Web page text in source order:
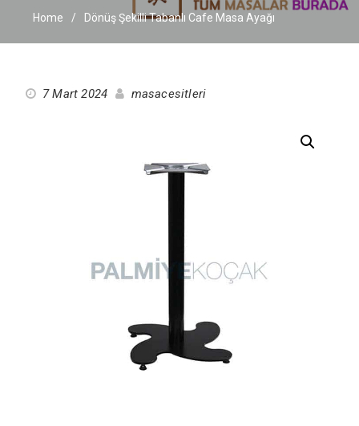
Home Dönüş Şekilli Tabanlı Cafe Masa Ayağı
7 Mart 2024 masacesitleri